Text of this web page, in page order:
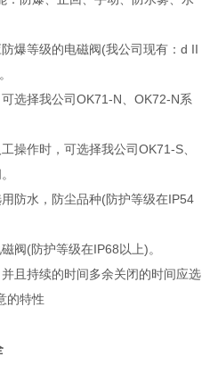
爆等级的电磁阀(我公司现有：d II
选择我公司OK71-N、OK72-N系
操作时，可选择我公司OK71-S、
防水，防尘品种(防护等级在IP54
阀(防护等级在IP68以上)。
且持续的时间多余关闭的时间应选
的特性